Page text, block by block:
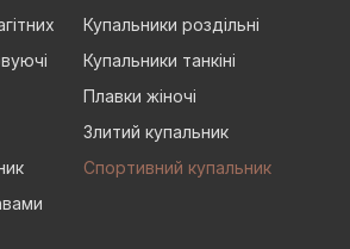
Купальники роздільні
Купальники танкіні
Плавки жіночі
Злитий купальник
Спортивний купальник